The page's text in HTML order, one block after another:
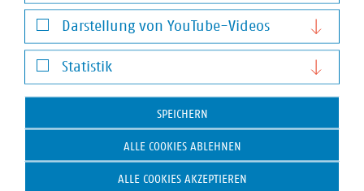
vku-service.de
Ansprechpartner
Notwendige Cookies
Darstellung von YouTube-Videos
Darstellung von YouTube-Videos
Statistik
Statistik
SPEICHERN
ALLE COOKIES ABLEHNEN
ALLE COOKIES AKZEPTIEREN